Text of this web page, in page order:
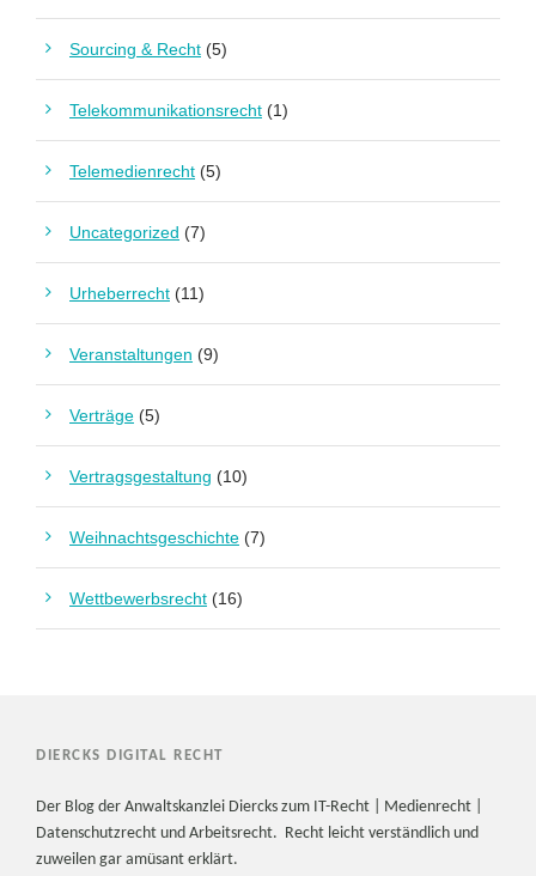
Sourcing & Recht (5)
Telekommunikationsrecht (1)
Telemedienrecht (5)
Uncategorized (7)
Urheberrecht (11)
Veranstaltungen (9)
Verträge (5)
Vertragsgestaltung (10)
Weihnachtsgeschichte (7)
Wettbewerbsrecht (16)
DIERCKS DIGITAL RECHT
Der Blog der Anwaltskanzlei Diercks zum IT-Recht | Medienrecht |
Datenschutzrecht und Arbeitsrecht. Recht leicht verständlich und
zuweilen gar amüsant erklärt.